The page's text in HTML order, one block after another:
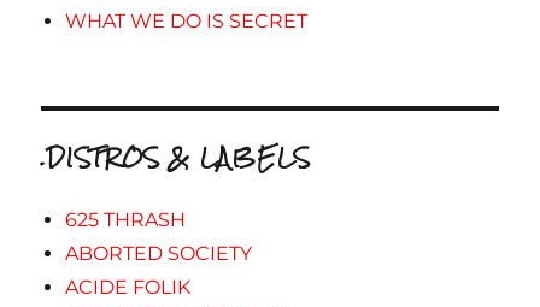
WHAT WE DO IS SECRET
.DISTROS & LABELS
625 THRASH
ABORTED SOCIETY
ACIDE FOLIK